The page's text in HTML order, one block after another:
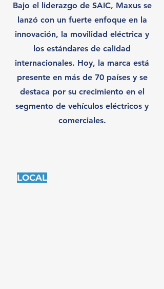
Bajo el liderazgo de SAIC, Maxus se
lanzó con un fuerte enfoque en la
innovación, la movilidad eléctrica y
los estándares de calidad
internacionales. Hoy, la marca está
presente en más de 70 países y se
destaca por su crecimiento en el
segmento de vehículos eléctricos y
comerciales.
LOCAL